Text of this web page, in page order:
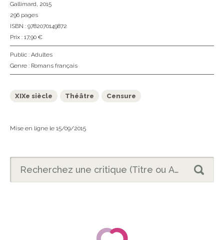
Gallimard, 2015
296 pages
ISBN : 9782070149872
Prix : 17,90 €
Public : Adultes
Genre : Romans français
XIXe siècle Théâtre Censure
Mise en ligne le 15/09/2015